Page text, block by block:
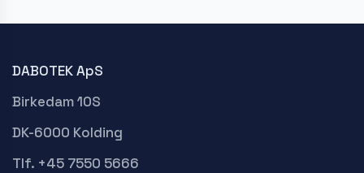
DABOTEK ApS
Birkedam 10S
DK-6000 Kolding
Tlf. +45 7550 5666